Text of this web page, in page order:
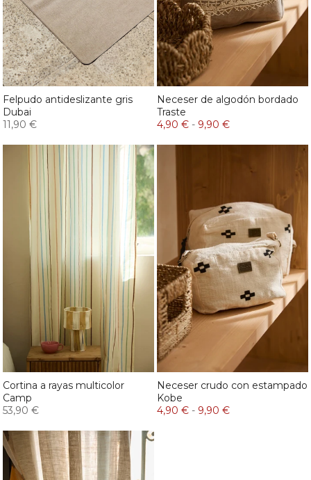
Felpudo antideslizante gris
Dubai
11,90 €
Neceser de algodón bordado
Traste
4,90 € - 9,90 €
Cortina a rayas multicolor
Camp
53,90 €
Neceser crudo con estampado
Kobe
4,90 € - 9,90 €